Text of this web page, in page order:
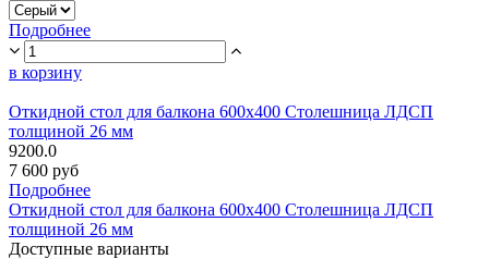
Подробнее
в корзину
Откидной стол для балкона 600х400 Столешница ЛДСП
толщиной 26 мм
9200.0
7 600 руб
Подробнее
Откидной стол для балкона 600х400 Столешница ЛДСП
толщиной 26 мм
Доступные варианты